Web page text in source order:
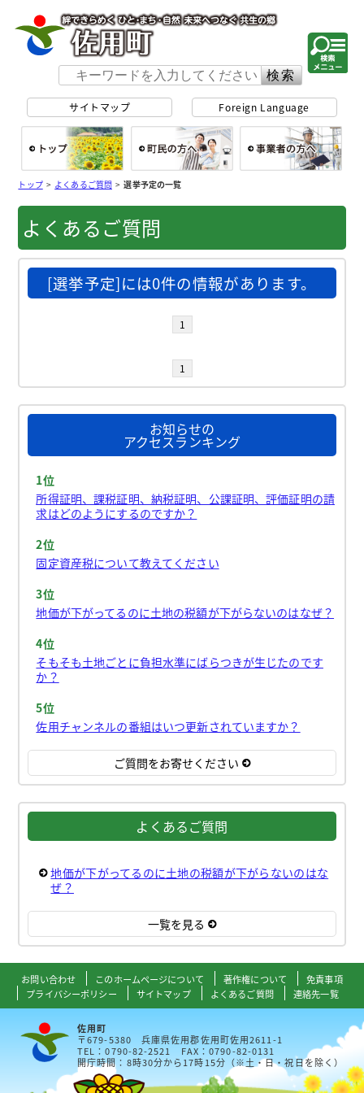
サイトマップ Foreign Language
総合トップ
トップ> よくあるご質問>選挙予定の一覧
よくあるご質問
[選挙予定]には0件の情報があります。
1
1
お知らせの
アクセスランキング
1位
所得証明、課税証明、納税証明、公課証明、評価証明の請
求はどのようにするのですか？
2位
固定資産税について教えてください
3位
地価が下がってるのに土地の税額が下がらないのはなぜ？
4位
そもそも土地ごとに負担水準にばらつきが生じたのです
か？
5位
佐用チャンネルの番組はいつ更新されていますか？
ご質問をお寄せください
よくあるご質問
地価が下がってるのに土地の税額が下がらないのはな
ぜ？
一覧を見る
お問い合わせ このホームページについて 著作権について
免責事項
プライバシーポリシー
サイトマップ よくあるご質問 連絡先一覧
佐用町
〒679-5380 兵庫県佐用郡佐用町佐用2611-1
TEL：0790-82-2521 FAX：0790-82-0131
開庁時間：8時30分から17時15分（※土・日・祝日を除く）